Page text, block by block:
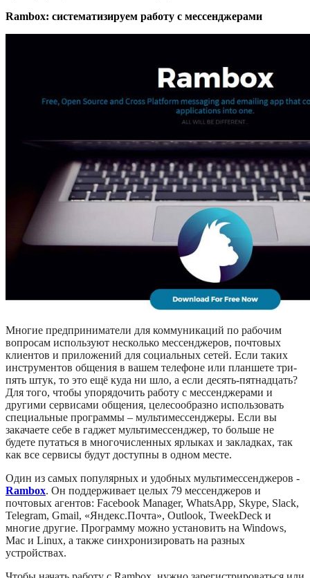
Rambox: систематизируем работу с мессенджерами
Многие предприниматели для коммуникаций по рабочим
вопросам используют несколько мессенджеров, почтовых
клиентов и приложений для социальных сетей. Если таких
инструментов общения в вашем телефоне или планшете три-
пять штук, то это ещё куда ни шло, а если десять-пятнадцать?
Для того, чтобы упорядочить работу с мессенджерами и
другими сервисами общения, целесообразно использовать
специальные программы – мультимессенджеры. Если вы
закачаете себе в гаджет мультимессенджер, то больше не
будете путаться в многочисленных ярлыках и закладках, так
как все сервисы будут доступны в одном месте.
Один из самых популярных и удобных мультимессенджеров -
Rambox. Он поддерживает целых 79 мессенджеров и
почтовых агентов: Facebook Manager, WhatsApp, Skype, Slack,
Telegram, Gmail, «Яндекс.Почта», Outlook, TweekDeck и
многие другие. Программу можно установить на Windows,
Mac и Linux, а также синхронизировать на разных
устройствах.